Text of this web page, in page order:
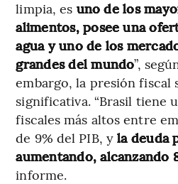
limpia, es uno de los
alimentos, posee una
agua y uno de los
grandes del mundo”,
embargo, la presión fiscal
significativa. “Brasil tiene
fiscales más altos entre
de 9% del PIB, y la deuda
aumentando, alcanzando
informe.